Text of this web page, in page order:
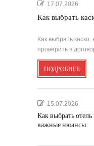
17.07.2026
Как выбрать
Как выбрать каско:
проверить в
ПОДРОБНЕЕ
15.07.2026
Как выбрать
важные нюансы